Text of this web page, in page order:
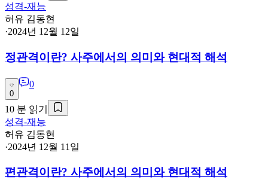
성격-재능
허유 김동현
·2024년 12월 12일
정관격이란? 사주에서의 의미와 현대적 해석
0
0
10 분 읽기
성격-재능
허유 김동현
·2024년 12월 11일
편관격이란? 사주에서의 의미와 현대적 해석